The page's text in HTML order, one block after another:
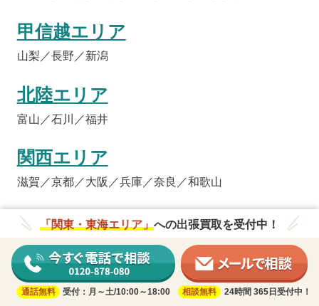
甲信越エリア
山梨／長野／新潟
北陸エリア
富山／石川／福井
関西エリア
滋賀／京都／大阪／兵庫／奈良／和歌山
中国・四国エリア
鳥取／島根／岡山／広島／山口／徳島／香川／愛媛／高
知
「関東・東海エリア」 への出張買取を受付中！
通話無料 受付：月～土/10:00～18:00 相談無料 24時間 365日受付中！